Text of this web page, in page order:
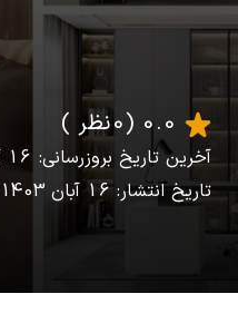
آخرین تاریخ بروزرسانی: 16 آبان 1403
تاریخ انتشار: 16 آبان 1403
(0 نظر )